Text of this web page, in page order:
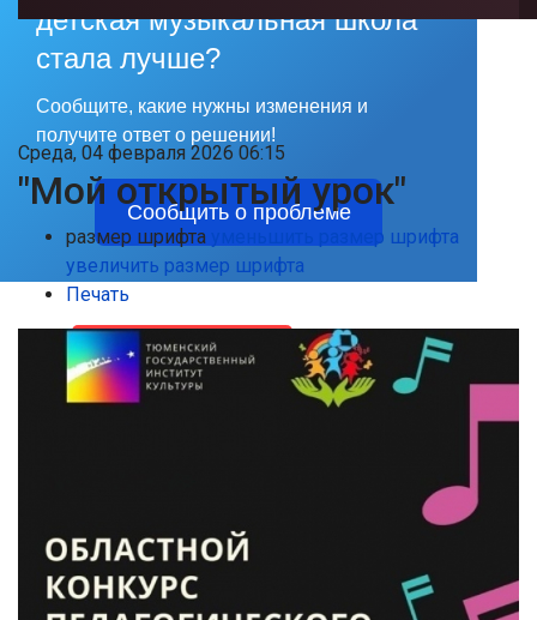
Версия сайта
для
Тел.: +7
(34531)
25-58-7
детская музыкальная школа
стала лучше?
Сообщите, какие нужны изменения и
получите ответ о решении!
Сообщить о проблеме
Среда, 04 февраля 2026 06:15
"Мой открытый урок"
размер шрифта
уменьшить размер шрифта
увеличить размер шрифта
Печать